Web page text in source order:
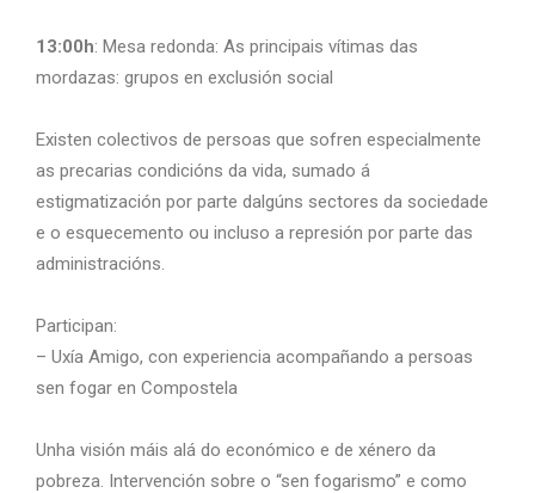
13:00h: Mesa redonda: As principais vítimas das
mordazas: grupos en exclusión social
Existen colectivos de persoas que sofren especialmente
as precarias condicións da vida, sumado á
estigmatización por parte dalgúns sectores da sociedade
e o esquecemento ou incluso a represión por parte das
administracións.
Participan:
– Uxía Amigo, con experiencia acompañando a persoas
sen fogar en Compostela
Unha visión máis alá do económico e de xénero da
pobreza. Intervención sobre o “sen fogarismo” e como